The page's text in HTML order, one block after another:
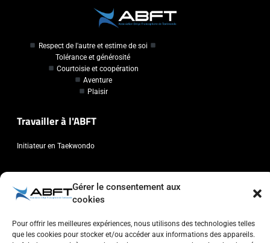
Gérer le consentement aux
cookies
Pour offrir les meilleures expériences, nous utilisons des technologies telles
que les cookies pour stocker et/ou accéder aux informations des appareils.
Respect de l'autre et estime de soi
Tolérance et générosité
Courtoisie et coopération
Aventure
Plaisir
Travailler à l'ABFT
Initiateur en Taekwondo
Contact
Association Belge Francophone de Taekwondo
info@abft.be